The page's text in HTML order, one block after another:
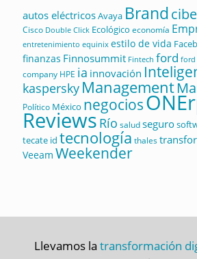
autos eléctricosAvaya Brand
Cisco Double Click Ecológico economía
entretenimiento equinix estilo de vida
finanzas Finnosummit Fintech ford ford
company HPE ia innovación
kaspersky Management
Político México negocios
Reviews Río saludseguro
tecate id tecnología thales
Veeam Weekender
Llevamos la transformación